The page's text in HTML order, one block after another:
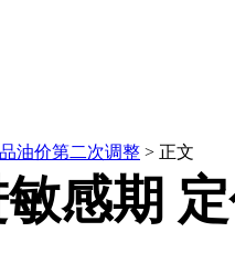
油价第二次调整 > 正文
感期